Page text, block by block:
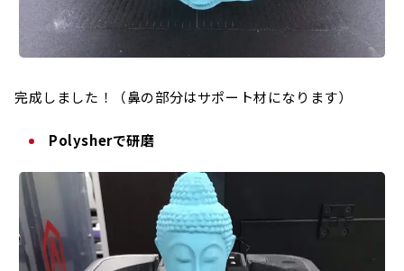
完成しました！（鼻の部分はサポート材になります）
Polysherで研磨